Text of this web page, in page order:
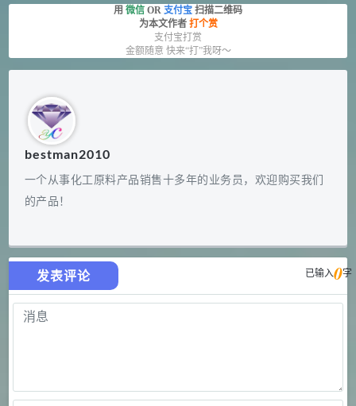
用 微信 OR 支付宝 扫描二维码
为本文作者 打个赏
支付宝打赏
金额随意 快来“打”我呀～
bestman2010
一个从事化工原料产品销售十多年的业务员，欢迎购买我们
的产品！
发表评论 已输入0字